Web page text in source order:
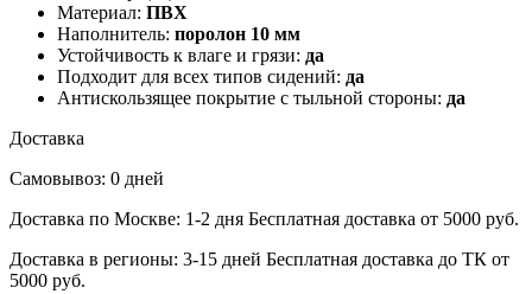
Материал: ПВХ
Наполнитель: поролон 10 мм
Устойчивость к влаге и грязи: да
Подходит для всех типов сидений: да
Антискользящее покрытие с тыльной стороны: да
Доставка
Самовывоз: 0 дней
Доставка по Москве: 1-2 дня Бесплатная доставка от 5000 руб.
Доставка в регионы: 3-15 дней Бесплатная доставка до ТК от
5000 руб.